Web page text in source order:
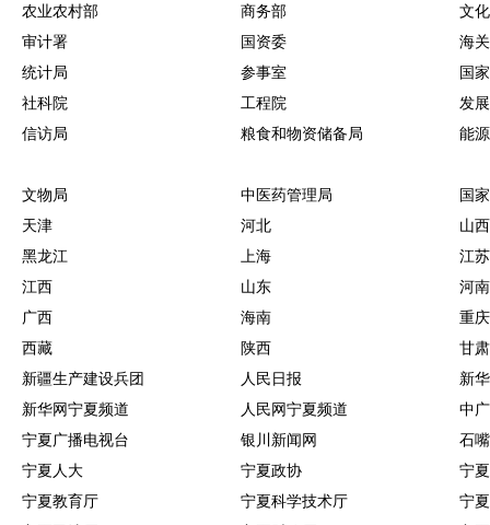
农业农村部
商务部
文
审计署
国资委
海
统计局
参事室
国
社科院
工程院
发
信访局
粮食和物资储备局 能
文物局 中医药管理局
国
天津
河北
山西
黑龙江
上海
江苏
江西
山东
河南
广西
海南
重庆
西藏
陕西
甘肃
新疆生产建设兵团
人民日报
新
新华网宁夏频道
人民网宁夏频道
中
宁夏广播电视台
银川新闻网
石
宁夏人大
宁夏政协
宁
宁夏教育厅
宁夏科学技术厅
宁